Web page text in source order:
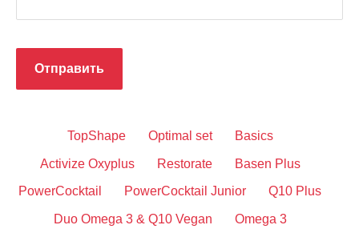
TopShape Optimal set Basics
Activize Oxyplus Restorate Basen Plus
PowerCocktail PowerCocktail Junior Q10 Plus
Duo Omega 3 & Q10 Vegan Omega 3